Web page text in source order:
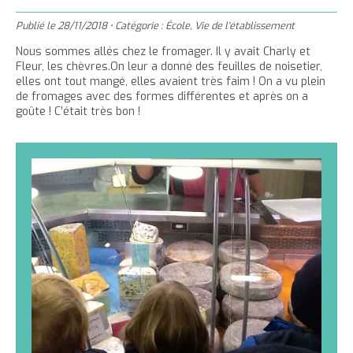
h
è
c
l
e
a
c
c
u
e
i
l
n
t
e
r
l
a
l
l
e
u
t
e
t
u
e
r
l
a
t
l
l
d
u
t
e
x
t
m
e
r
c
e
t
p
a
g
e
g
e
r
c
e
c
t
e
n
u
Publié le28/11/2018 • Catégorie :École, Vie de l'établissement
Nous sommes allés chez le fromager. Il y avait Charly et
Fleur, les chèvres.On leur a donné des feuilles de noisetier,
elles ont tout mangé, elles avaient très faim ! On a vu plein
de fromages avec des formes différentes et après on a
goûte ! C’était très bon !